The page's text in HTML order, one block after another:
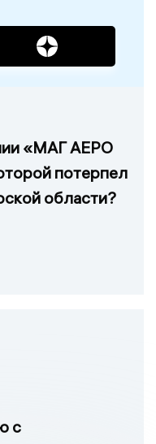
«МАГ АЕРО
потерпел
области?
с